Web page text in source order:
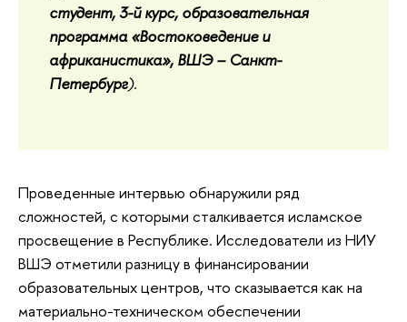
студент, 3-й курс, образовательная
программа «Востоковедение и
африканистика», ВШЭ – Санкт-
Петербург).
Проведенные интервью обнаружили ряд
сложностей, с которыми сталкивается исламское
просвещение в Республике. Исследователи из НИУ
ВШЭ отметили разницу в финансировании
образовательных центров, что сказывается как на
материально-техническом обеспечении